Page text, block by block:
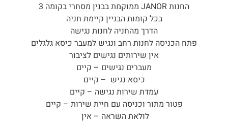
החנות JANOR ממוקמת בבנין מסחרי בקומה 3
בכל קומות הבניין קיימת חניה
הדרך מהחניה לחנות נגישה
פתח הכניסה לחנות רחב ונגיש למעבר כיסא גלגלים
אין שירותים נגישים לציבור
מעברים נגישים – קיים
כיסא נגיש – קיים
עמדת שירות נגישה – קיים
פטור מתור וכניסה עם חיית שירות – קיים
לולאת השראה – אין